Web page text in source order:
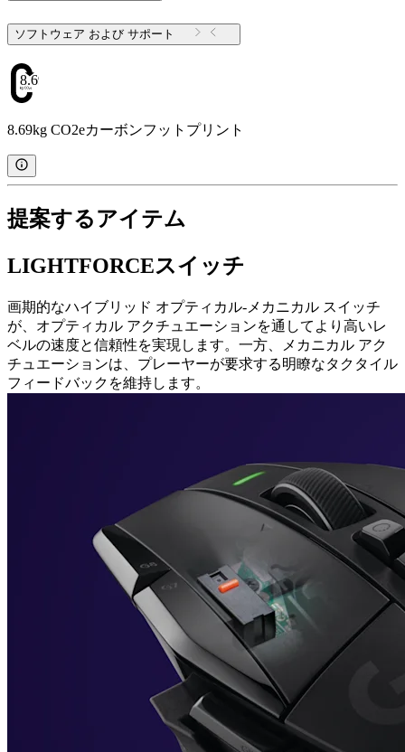
ソフトウェア および サポート
8.69
8.69kg CO2eカーボンフットプリント
提案するアイテム
LIGHTFORCEスイッチ
画期的なハイブリッド オプティカル-メカニカル スイッチ
が、オプティカル アクチュエーションを通してより高いレ
ベルの速度と信頼性を実現します。一方、メカニカル アク
チュエーションは、プレーヤーが要求する明瞭なタクタイル
フィードバックを維持します。